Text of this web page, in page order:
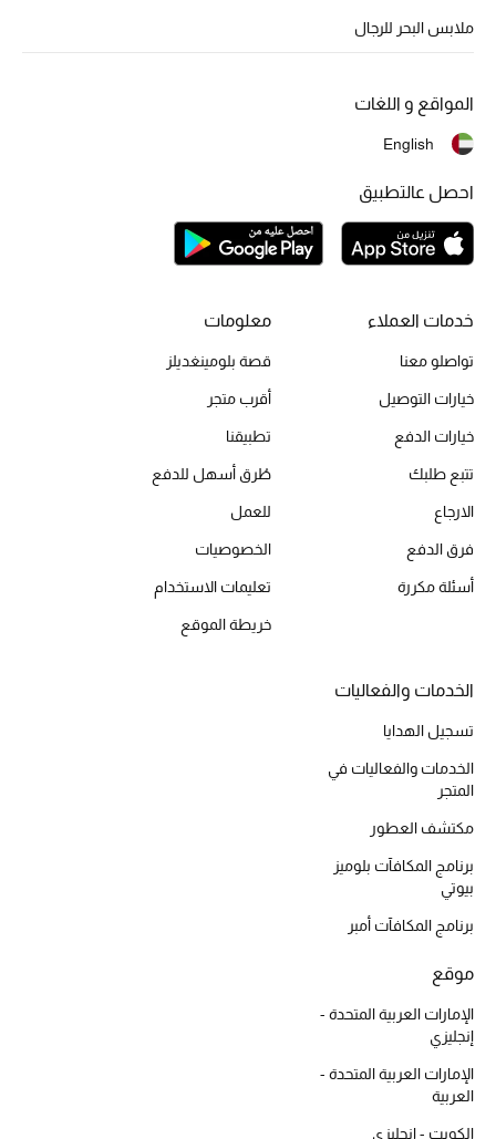
جميع الإكسسورات النسائية
تسوقوا للنساء
الحقائب
دليل ملتزمات الحقائب
حقائب رجالية
حقائب الأطفال
أبرز المصممين
أحذية النسائية
تشكيلة الأحذية
الأحذية الرجالية
أحذية للأطفال
أبرز المصممين
ملابس البحر للرجال
خدمات العملاء
تواصلو معنا
خيارات التوصيل
خيارات الدفع
تتبع طلبك
الارجاع
فرق الدفع
أسئلة مكررة
معلومات
قصة بلومينغديلز
أقرب متجر
تطبيقنا
طُرق أسهل للدفع
للعمل
الخصوصيات
تعليمات الاستخدام
خريطة الموقع
الخدمات والفعاليات
تسجيل الهدايا
الخدمات والفعاليات في
المتجر
مكتشف العطور
برنامج المكافآت بلوميز
بيوتي
برنامج المكافآت أمبر
موقع
الإمارات العربية المتحدة -
إنجليزي
الإمارات العربية المتحدة -
العربية
الكويت - إنجليزي
المواقع و اللغات
English
احصل عالتطبيق